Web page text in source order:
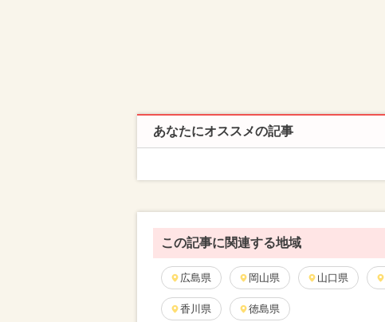
あなたにオススメの記事
この記事に関連する地域
広島県 岡山県 山口県
香川県 徳島県